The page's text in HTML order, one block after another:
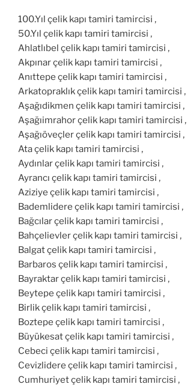
100.Yıl çelik kapı tamiri tamircisi ,
50.Yıl çelik kapı tamiri tamircisi ,
Ahlatlıbel çelik kapı tamiri tamircisi ,
Akpınar çelik kapı tamiri tamircisi ,
Anıttepe çelik kapı tamiri tamircisi ,
Arkatopraklık çelik kapı tamiri tamircisi ,
Aşağıdikmen çelik kapı tamiri tamircisi ,
Aşağıimrahor çelik kapı tamiri tamircisi ,
Aşağıöveçler çelik kapı tamiri tamircisi ,
Ata çelik kapı tamiri tamircisi ,
Aydınlar çelik kapı tamiri tamircisi ,
Ayrancı çelik kapı tamiri tamircisi ,
Aziziye çelik kapı tamiri tamircisi ,
Bademlidere çelik kapı tamiri tamircisi ,
Bağcılar çelik kapı tamiri tamircisi ,
Bahçelievler çelik kapı tamiri tamircisi ,
Balgat çelik kapı tamiri tamircisi ,
Barbaros çelik kapı tamiri tamircisi ,
Bayraktar çelik kapı tamiri tamircisi ,
Beytepe çelik kapı tamiri tamircisi ,
Birlik çelik kapı tamiri tamircisi ,
Boztepe çelik kapı tamiri tamircisi ,
Büyükesat çelik kapı tamiri tamircisi ,
Cebeci çelik kapı tamiri tamircisi ,
Cevizlidere çelik kapı tamiri tamircisi ,
Cumhuriyet çelik kapı tamiri tamircisi ,